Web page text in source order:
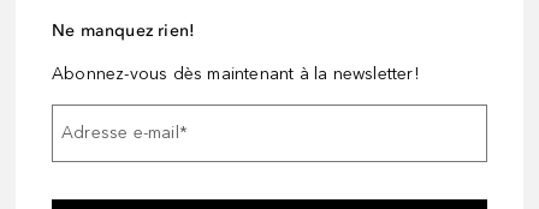
Ne manquez rien!
Abonnez-vous dès maintenant à la newsletter!
Adresse e-mail *